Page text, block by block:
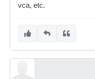
vca, etc.